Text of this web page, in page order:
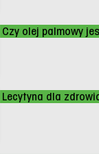
Czy olej palmowy
Lecytyna dla